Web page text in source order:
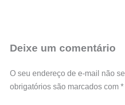
Deixe um comentário
O seu endereço de e-mail não
obrigatórios são marcados com *